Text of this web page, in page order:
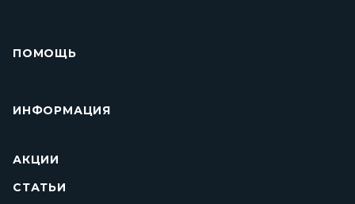
ПОМОЩЬ
ИНФОРМАЦИЯ
АКЦИИ
СТАТЬИ